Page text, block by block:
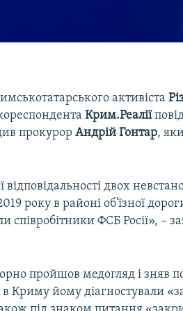
активіста
Крим.Реалії
прокурорАндрій Гонтар,
двох
року в районі об'їзної
ФСБ Росії», –
пройшов медогляд і зняв
в Криму йому діагностували